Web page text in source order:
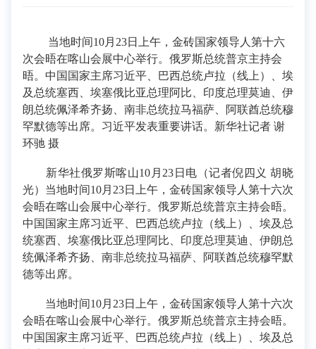
当地时间10月23日上午，金砖国家领导人第十六
次会晤在喀山会展中心举行。俄罗斯总统普京主持会
晤。中国国家主席习近平、巴西总统卢拉（线上）、埃
及总统塞西、埃塞俄比亚总理阿比、印度总理莫迪、伊
朗总统佩泽希齐扬、南非总统拉马福萨、阿联酋总统穆
罕默德等出席。习近平发表重要讲话。新华社记者 谢
环驰 摄
新华社俄罗斯喀山10月23日电（记者倪四义 胡晓
光）当地时间10月23日上午，金砖国家领导人第十六次
会晤在喀山会展中心举行。俄罗斯总统普京主持会晤。
中国国家主席习近平、巴西总统卢拉（线上）、埃及总
统塞西、埃塞俄比亚总理阿比、印度总理莫迪、伊朗总
统佩泽希齐扬、南非总统拉马福萨、阿联酋总统穆罕默
德等出席。
当地时间10月23日上午，金砖国家领导人第十六次
会晤在喀山会展中心举行。俄罗斯总统普京主持会晤。
中国国家主席习近平、巴西总统卢拉（线上）、埃及总